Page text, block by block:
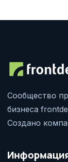
Сообщество
бизнеса
Создано